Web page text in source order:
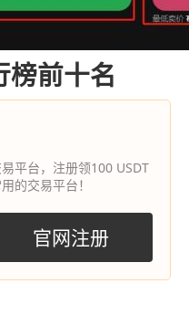
榜前十名
平台，注册领100 USDT
的交易平台！
官网注册